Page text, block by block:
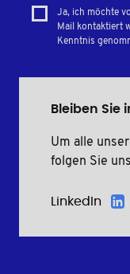
Ja, ich möchte
Mail kontaktiert
Kenntnis
Bleiben Sie
Um alle
folgen Sie
LinkedIn